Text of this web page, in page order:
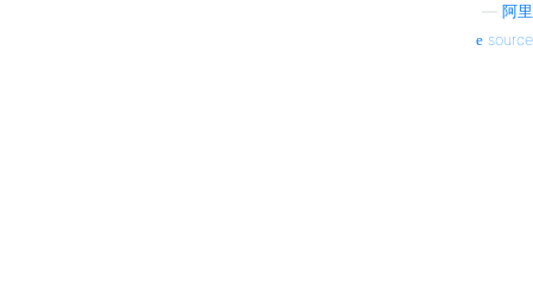
阿里
source